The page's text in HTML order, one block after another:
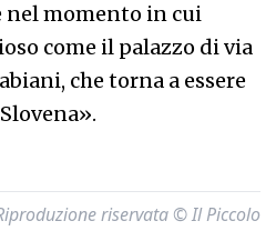
nel momento in cui
come il palazzo di via
che torna a essere
riservata © Il Piccolo